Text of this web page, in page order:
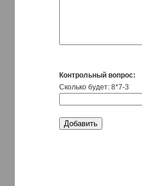
Контрольный вопрос:
Сколько будет: 8*7-3